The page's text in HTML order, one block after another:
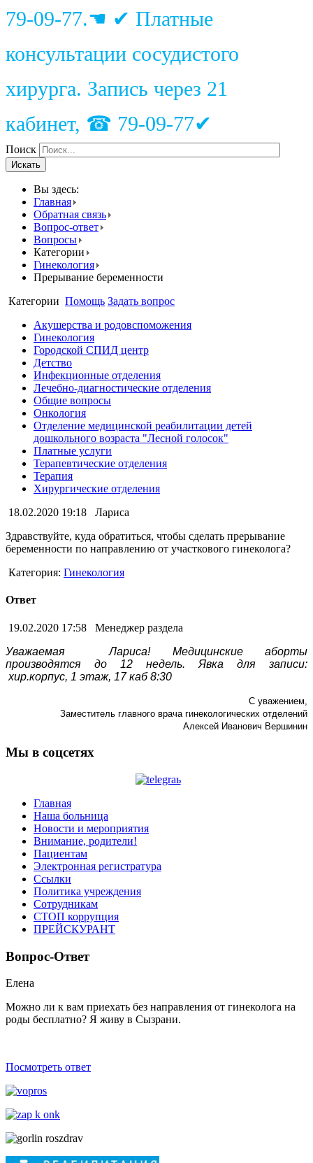
79-09-77.☚ ✔ Платные
консультации сосудистого
хирурга. Запись через 21
кабинет, ☎ 79-09-77✔
Поиск
Искать
Вы здесь:
Главная
Обратная связь
Вопрос-ответ
Вопросы
Категории
Гинекология
Прерывание беременности
Категории Помощь Задать вопрос
Акушерства и родовспоможения
Гинекология
Городской СПИД центр
Детство
Инфекционные отделения
Лечебно-диагностические отделения
Общие вопросы
Онкология
Отделение медицинской реабилитации детей
дошкольного возраста "Лесной голосок"
Платные услуги
Терапевтические отделения
Терапия
Хирургические отделения
18.02.2020 19:18
Лариса
Здравствуйте, куда обратиться, чтобы сделать прерывание
беременности по направлению от участкового гинеколога?
Категория: Гинекология
Ответ
19.02.2020 17:58
Менеджер раздела
Уважаемая Лариса! Медицинские аборты
производятся до 12 недель. Явка для записи:
хир.корпус, 1 этаж, 17 каб 8:30
С уважением,
Заместитель главного врача гинекологических отделений
Алексей Иванович Вершинин
Мы в соцсетях
Главная
Наша больница
Новости и мероприятия
Внимание, родители!
Пациентам
Электронная регистратура
Ссылки
Политика учреждения
Сотрудникам
СТОП коррупция
ПРЕЙСКУРАНТ
Вопрос-Ответ
Елена
Можно ли к вам приехать без направления от гинеколога на
роды беcплатно? Я живу в Сызрани.
Посмотреть ответ